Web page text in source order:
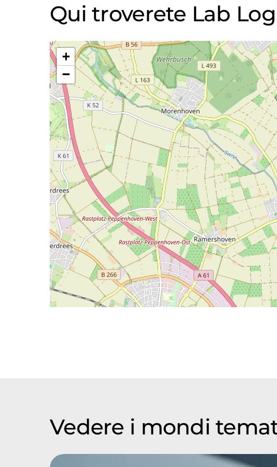
Qui troverete Lab
+
−
Vedere i mondi